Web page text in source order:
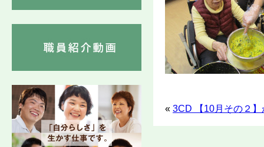
« 3CD 【10月その２